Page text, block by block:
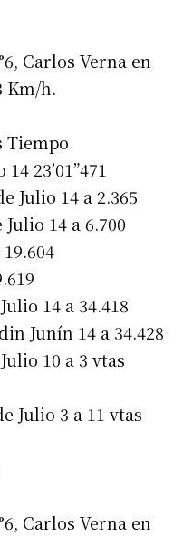
Carlos Verna en
Km/h.
Tiempo
23’01”471
Julio 14 a 2.365
14 a 6.700
14 a 34.418
Junín 14 a 34.428
10 a 3 vtas
Julio 3 a 11 vtas
Carlos Verna en